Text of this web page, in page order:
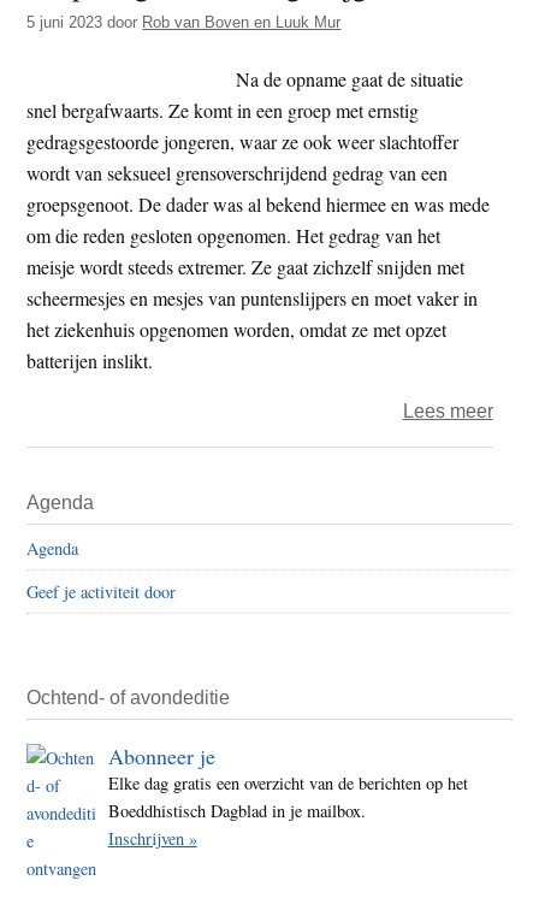
t
e
t
e
5 juni 2023 door Rob van Boven en Luuk Mur
Na de opname gaat de situatie
snel bergafwaarts. Ze komt in een groep met ernstig
gedragsgestoorde jongeren, waar ze ook weer slachtoffer
wordt van seksueel grensoverschrijdend gedrag van een
groepsgenoot. De dader was al bekend hiermee en was mede
om die reden gesloten opgenomen. Het gedrag van het
meisje wordt steeds extremer. Ze gaat zichzelf snijden met
scheermesjes en mesjes van puntenslijpers en moet vaker in
het ziekenhuis opgenomen worden, omdat ze met opzet
batterijen inslikt.
Lees meerover
Sidebar
Agenda
Agenda
Geef je activiteit door
Ochtend- of avondeditie
Abonneer je
Elke dag gratis een overzicht van de berichten op het
Boeddhistisch Dagblad in je mailbox.
Inschrijven »